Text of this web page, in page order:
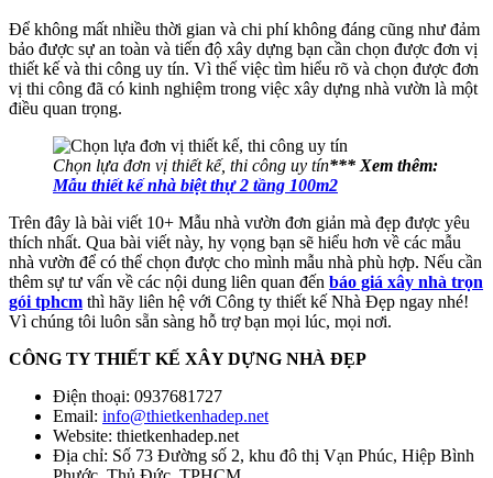
Để không mất nhiều thời gian và chi phí không đáng cũng như đảm
bảo được sự an toàn và tiến độ xây dựng bạn cần chọn được đơn vị
thiết kế và thi công uy tín. Vì thế việc tìm hiểu rõ và chọn được đơn
vị thi công đã có kinh nghiệm trong việc xây dựng nhà vườn là một
điều quan trọng.
Chọn lựa đơn vị thiết kế, thi công uy tín*** Xem thêm:
Mẫu thiết kế nhà biệt thự 2 tầng 100m2
Trên đây là bài viết 10+ Mẫu nhà vườn đơn giản mà đẹp được yêu
thích nhất. Qua bài viết này, hy vọng bạn sẽ hiểu hơn về các mẫu
nhà vườn để có thể chọn được cho mình mẫu nhà phù hợp. Nếu cần
thêm sự tư vấn về các nội dung liên quan đến báo giá xây nhà trọn
gói tphcm thì hãy liên hệ với Công ty thiết kế Nhà Đẹp ngay nhé!
Vì chúng tôi luôn sẵn sàng hỗ trợ bạn mọi lúc, mọi nơi.
CÔNG TY THIẾT KẾ XÂY DỰNG NHÀ ĐẸP
Điện thoại: 0937681727
Email: info@thietkenhadep.net
Website: thietkenhadep.net
Địa chỉ: Số 73 Đường số 2, khu đô thị Vạn Phúc, Hiệp Bình